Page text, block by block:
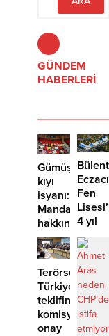
ancak hijyen
ciddi sağlık sorunlarına
belirtti. Aslan,
mutlaka sağlık
önerisiyle
GÜNDEM
HABERLERİ
Gümüşlük’te
kıyı
isyanı:
Mandalinci
hakkında
suç
duyurusu
Bülent
Fen
4 yıl
geçti,
hâlâ
proje
Terörsüz
Türkiye
teklifine
komisyondan
onay